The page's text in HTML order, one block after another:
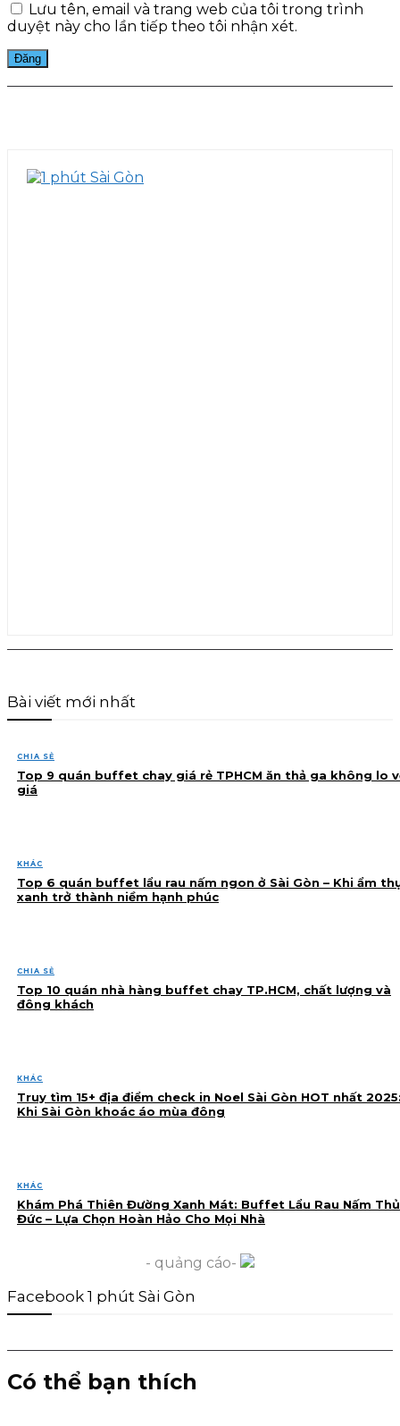
Lưu tên, email và trang web của tôi trong trình
duyệt này cho lần tiếp theo tôi nhận xét.
Bài viết mới nhất
CHIA SẺ
Top 9 quán buffet chay giá rẻ TPHCM ăn thả ga không lo
giá
KHÁC
Top 6 quán buffet lẩu rau nấm ngon ở Sài Gòn – Khi ẩm
xanh trở thành niềm hạnh phúc
CHIA SẺ
Top 10 quán nhà hàng buffet chay TP.HCM, chất lượng và
đông khách
KHÁC
Truy tìm 15+ địa điểm check in Noel Sài Gòn HOT nhất
Khi Sài Gòn khoác áo mùa đông
KHÁC
Khám Phá Thiên Đường Xanh Mát: Buffet Lẩu Rau Nấm Thủ
Đức – Lựa Chọn Hoàn Hảo Cho Mọi Nhà
- quảng cáo-
Facebook 1 phút Sài Gòn
Có thể bạn thích